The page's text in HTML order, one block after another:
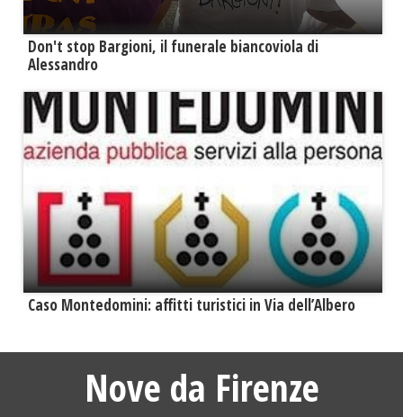
Don't stop Bargioni, il funerale biancoviola di
Alessandro
Caso Montedomini: affitti turistici in Via dell’Albero
Nove da Firenze